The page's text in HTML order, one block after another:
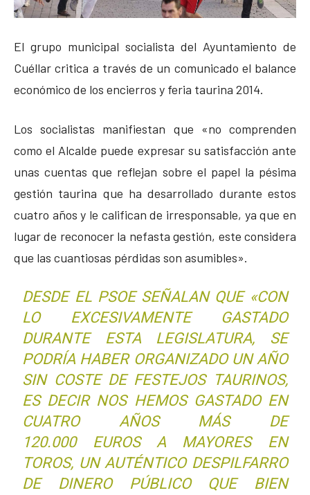
El grupo municipal socialista del Ayuntamiento de
Cuéllar critica a través de un comunicado el balance
económico de los encierros y feria taurina 2014.
Los socialistas manifiestan que «no comprenden
como el Alcalde puede expresar su satisfacción ante
unas cuentas que reflejan sobre el papel la pésima
gestión taurina que ha desarrollado durante estos
cuatro años y le califican de irresponsable, ya que en
lugar de reconocer la nefasta gestión, este considera
que las cuantiosas pérdidas son asumibles».
DESDE EL PSOE SEÑALAN QUE «CON
LO EXCESIVAMENTE GASTADO
DURANTE ESTA LEGISLATURA, SE
PODRÍA HABER ORGANIZADO UN AÑO
SIN COSTE DE FESTEJOS TAURINOS,
ES DECIR NOS HEMOS GASTADO EN
CUATRO AÑOS MÁS DE
120.000 EUROS A MAYORES EN
TOROS, UN AUTÉNTICO DESPILFARRO
DE DINERO PÚBLICO QUE BIEN